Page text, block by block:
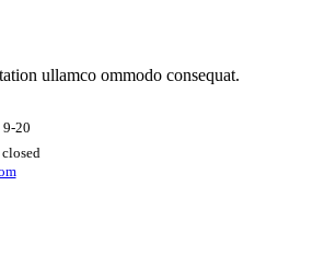
ullamco ommodo consequat.
20